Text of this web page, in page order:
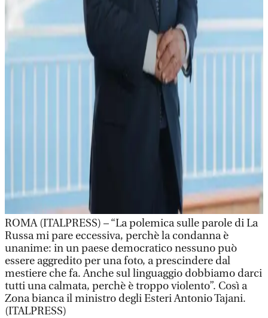
ROMA (ITALPRESS) – “La polemica sulle parole di La
Russa mi pare eccessiva, perchè la condanna è
unanime: in un paese democratico nessuno può
essere aggredito per una foto, a prescindere dal
mestiere che fa. Anche sul linguaggio dobbiamo darci
tutti una calmata, perchè è troppo violento”. Così a
Zona bianca il ministro degli Esteri Antonio Tajani.
(ITALPRESS)